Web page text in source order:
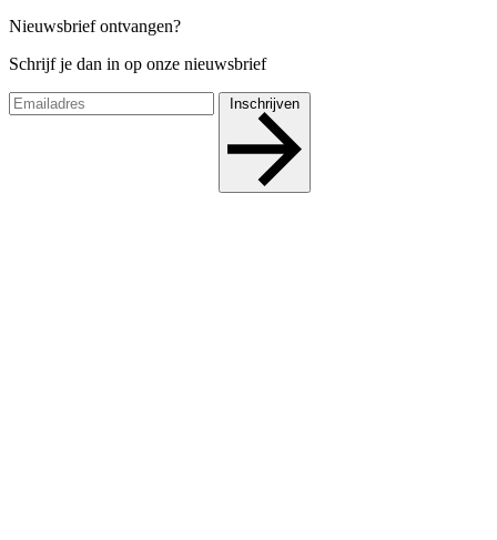
Nieuwsbrief ontvangen?
Schrijf je dan in op onze nieuwsbrief
Inschrijven